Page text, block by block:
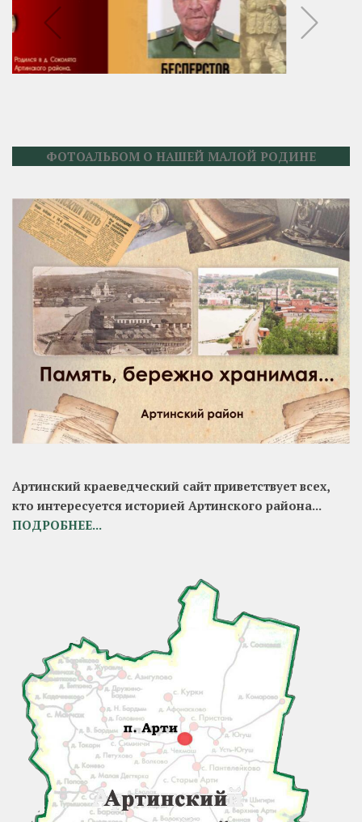
ФОТОАЛЬБОМ О НАШЕЙ МАЛОЙ РОДИНЕ
Артинский краеведческий сайт приветствует всех,
кто интересуется историей Артинского района...
ПОДРОБНЕЕ...